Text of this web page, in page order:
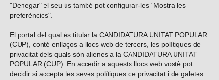
"Denegar" el seu ús també pot configurar-les "Mostra les
preferències".
El portal del qual és titular la CANDIDATURA UNITAT POPULAR
(CUP), conté enllaços a llocs web de tercers, les polítiques de
privacitat dels quals són alienes a la CANDIDATURA UNITAT
POPULAR (CUP). En accedir a aquests llocs web vostè pot
decidir si accepta les seves polítiques de privacitat i de galetes.
Vols subscriure’t al nostre butlletí?
ENVIAR